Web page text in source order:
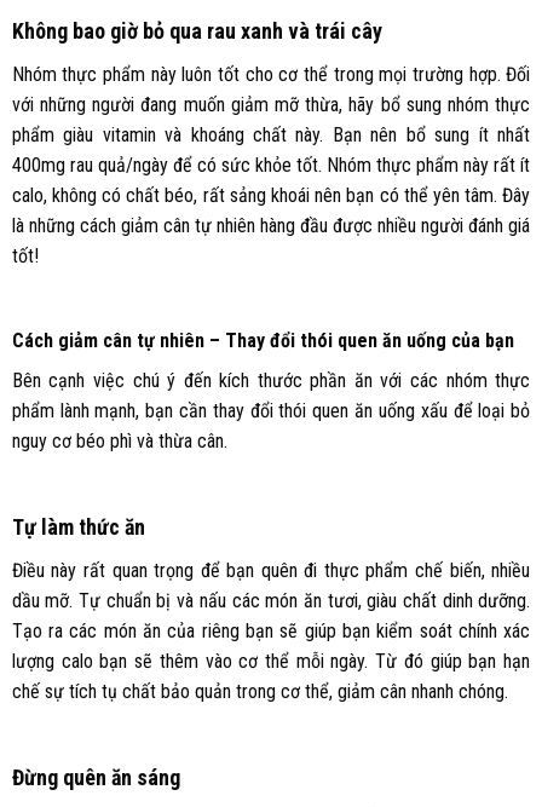
Không bao giờ bỏ qua rau xanh và trái cây
Nhóm thực phẩm này luôn tốt cho cơ thể trong mọi trường hợp. Đối
với những người đang muốn giảm mỡ thừa, hãy bổ sung nhóm thực
phẩm giàu vitamin và khoáng chất này. Bạn nên bổ sung ít nhất
400mg rau quả/ngày để có sức khỏe tốt. Nhóm thực phẩm này rất ít
calo, không có chất béo, rất sảng khoái nên bạn có thể yên tâm. Đây
là những cách giảm cân tự nhiên hàng đầu được nhiều người đánh giá
tốt!
Cách giảm cân tự nhiên – Thay đổi thói quen ăn uống của bạn
Bên cạnh việc chú ý đến kích thước phần ăn với các nhóm thực
phẩm lành mạnh, bạn cần thay đổi thói quen ăn uống xấu để loại bỏ
nguy cơ béo phì và thừa cân.
Tự làm thức ăn
Điều này rất quan trọng để bạn quên đi thực phẩm chế biến, nhiều
dầu mỡ. Tự chuẩn bị và nấu các món ăn tươi, giàu chất dinh dưỡng.
Tạo ra các món ăn của riêng bạn sẽ giúp bạn kiểm soát chính xác
lượng calo bạn sẽ thêm vào cơ thể mỗi ngày. Từ đó giúp bạn hạn
chế sự tích tụ chất bảo quản trong cơ thể, giảm cân nhanh chóng.
Đừng quên ăn sáng